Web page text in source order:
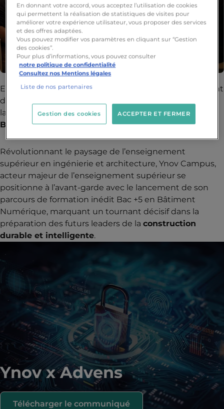
En marge du BIM World et à l’occasion d’un événement
dédié (le
lancement de son nouveau parcours de formation
Bac +5 en Bâtiment Numérique.
Révolutionnant le paysage de l’enseignement
supérieur en ingénierie et architecture, Ynov Campus,
acteur majeur de l’enseignement supérieur se
positionne à l’avant-garde avec le lancement de son
parcours de formation inédit Bac +5 en Bâtiment
Numérique, marquant un tournant décisif dans la
préparation des futurs leaders de la construction
durable et intelligente.
Ynov x Advens
Télécharger le communiqué
En donnant votre accord, vous acceptez l’utilisation de cookies
qui permettent la réalisation de statistiques de visites pour
améliorer votre expérience utilisateur, vous proposer des services
et des offres adaptées.
Vous pouvez modifier vos paramètres en cliquant sur “Gestion
des cookies”.
Pour plus d’informations, vous pouvez consulter
notre politique de confidentialité
Consultez nos Mentions légales
Liste de nos partenaires
ACCEPTER ET FERMER
Gestion des cookies